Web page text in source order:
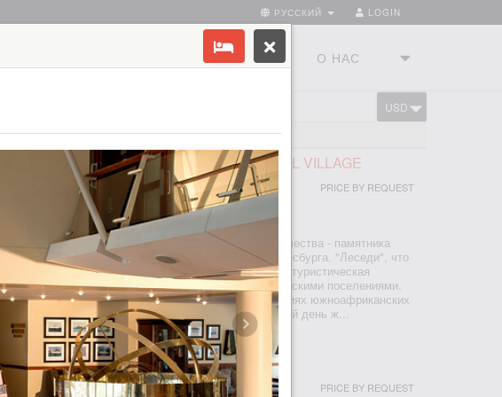
LOGIN
РУССКИЙ
ТУРСТУДИЯ О НАС
USD
ЮАР
AHA LESEDI AFRICAN LODGE & CULTURAL VILLAGE
PRICE BY REQUEST
ЮАР - ЙОХАННЕСБУРГ
Aha Lesedi находится недалеко от Колыбели человечества - памятника
Всемирного наследия ЮНЕСКО, к северу от Йоханнесбурга. "Леседи", что
переводится как "свет", был основан в 1995 году как туристическая
достопримечательность с настоящими южноафриканскими поселениями.
Здесь вы из первых рук узнаете о культуре и традициях южноафриканских
народов: зулу, ксоса, басуто, педи и ндебеле и по сей день ж...
AQUILA SAFARI & SPA
PRICE BY REQUEST